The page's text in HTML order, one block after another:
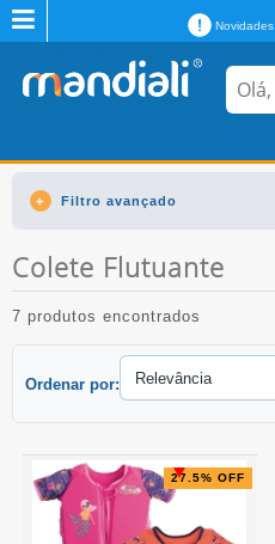
Novidades
Filtro avançado
Colete Flutuante
7 produtos encontrados
Ordenar por:
27.5% OFF